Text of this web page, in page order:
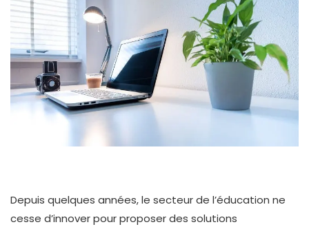
Depuis quelques années, le secteur de l’éducation ne
cesse d’innover pour proposer des solutions